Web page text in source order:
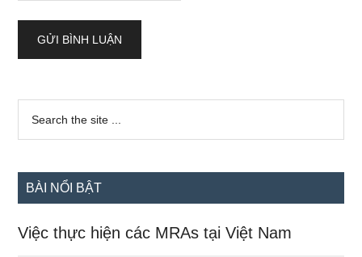
Sidebar
chính
...
BÀI NỔI BẬT
Việc thực hiện các MRAs tại Việt Nam